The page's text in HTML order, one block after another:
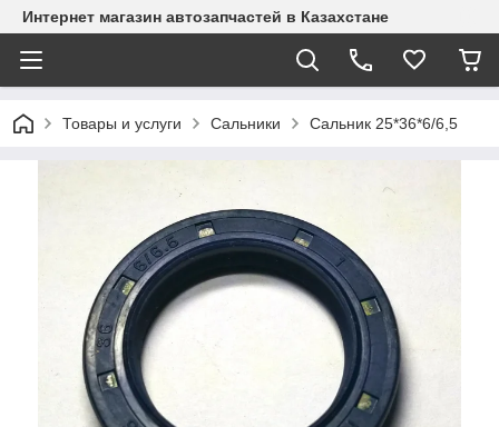
Интернет магазин автозапчастей в Казахстане
Товары и услуги Сальники Сальник 25*36*6/6,5